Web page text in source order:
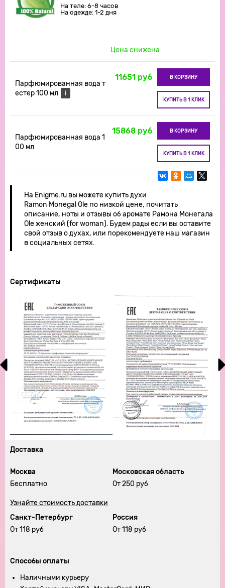
На теле: 6-8 часов
На одежде: 1-2 дня
Цена снижена
Парфюмированная вода т
естер 100 мл
i
11651 руб В КОРЗИНУ
КУПИТЬ В 1 КЛИК
Парфюмированная вода 1
00 мл
15868 руб В КОРЗИНУ
КУПИТЬ В 1 КЛИК
На Enigme.ru вы можете купить духи
Ramon Monegal Ole по низкой цене, почитать
описание, ноты и отзывы об аромате Рамона Монегала
Ole женский (for woman). Будем рады если вы оставите
свой отзыв о духах, или порекомендуете наш магазин
в социальных сетях.
Сертификаты
Доставка
Москва
Бесплатно
Узнайте стоимость доставки
Московская область
От 250 руб
Санкт-Петербург
От 118 руб
Россия
От 118 руб
Способы оплаты
Наличными курьеру